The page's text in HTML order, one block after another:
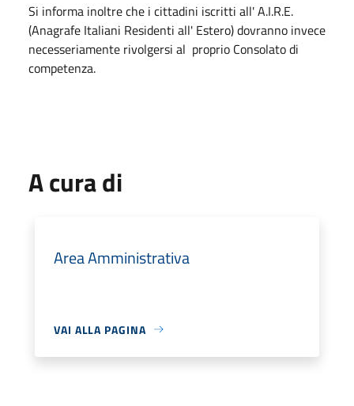
Si informa inoltre che i cittadini iscritti all' A.I.R.E.
(Anagrafe Italiani Residenti all' Estero) dovranno invece
necesseriamente rivolgersi al proprio Consolato di
competenza.
A cura di
Area Amministrativa
VAI ALLA PAGINA